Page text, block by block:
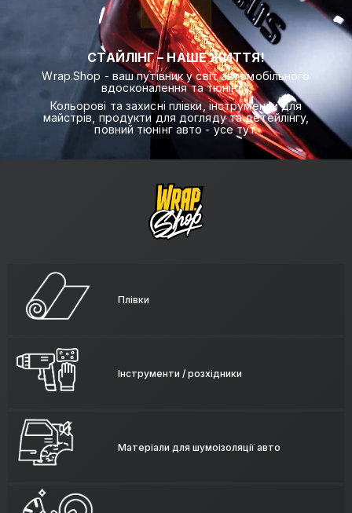
СТАЙЛІНГ – НАШЕ ЖИТТЯ!
Wrap.Shop - ваш путівник у світ автомобільного
вдосконалення та тюнінгу.
Кольорові та захисні плівки, інструменти для
майстрів, продукти для догляду та детейлінгу,
повний тюнінг авто - усе тут.
Плівки
Інструменти / розхідники
Матеріали для шумоізоляції авто